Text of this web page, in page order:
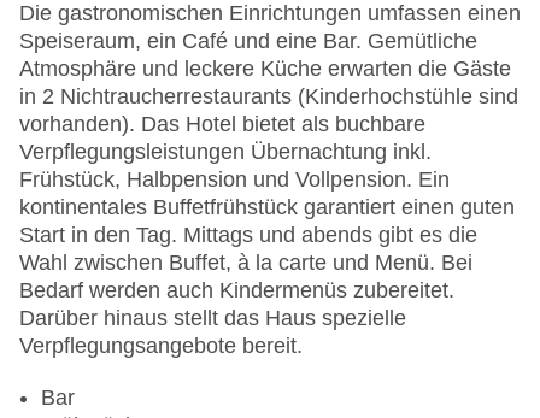
Hoteleröffnung: 1989
Hotelsafe
WLAN/WiFi im Hotel
Letzte umfassende Renovierung: 2005
Lift
Anzahl der Konferenzräume: 1
Anzahl der Aufzüge: 5
Haustiere: gegen Gebühr
Haustiere auf Anfrage: gegen Gebühr
Zimmerservice: gegen Gebühr
Sonnenterrasse
Gesamtanzahl der Stockwerke: 5
Gesamtanzahl der Zimmer: 224
EC Maestro, Mastercard, Visa
Die gastronomischen Einrichtungen umfassen einen
Speiseraum, ein Café und eine Bar. Gemütliche
Atmosphäre und leckere Küche erwarten die Gäste
in 2 Nichtraucherrestaurants (Kinderhochstühle sind
vorhanden). Das Hotel bietet als buchbare
Verpflegungsleistungen Übernachtung inkl.
Frühstück, Halbpension und Vollpension. Ein
kontinentales Buffetfrühstück garantiert einen guten
Start in den Tag. Mittags und abends gibt es die
Wahl zwischen Buffet, à la carte und Menü. Bei
Bedarf werden auch Kindermenüs zubereitet.
Darüber hinaus stellt das Haus spezielle
Verpflegungsangebote bereit.
Bar